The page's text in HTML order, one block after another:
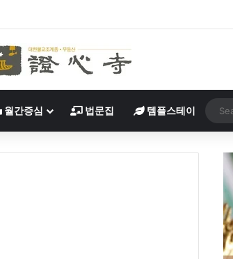
월간증심 법문집 템플스테이